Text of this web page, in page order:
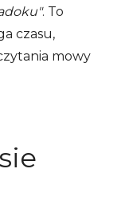
. To
czasu,
mowy